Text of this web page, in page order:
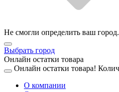
Не смогли определить ваш
Выбрать город
Онлайн остатки товара
Онлайн остатки товара!
О компании